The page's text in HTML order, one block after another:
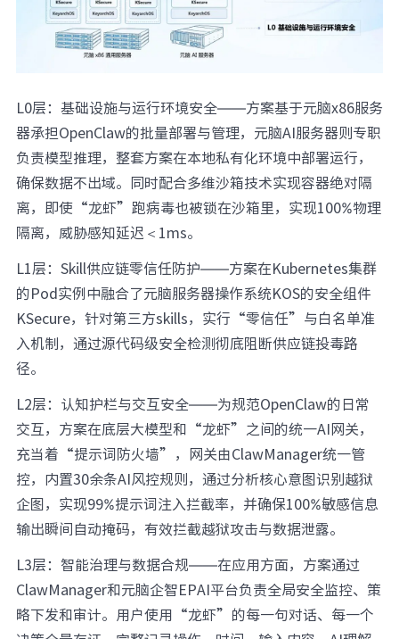
L0层：基础设施与运行环境安全——方案基于元脑x86服务
器承担OpenClaw的批量部署与管理，元脑AI服务器则专职
负责模型推理，整套方案在本地私有化环境中部署运行，
确保数据不出域。同时配合多维沙箱技术实现容器绝对隔
离，即使“龙虾”跑病毒也被锁在沙箱里，实现100%物理
隔离，威胁感知延迟＜1ms。
L1层：Skill供应链零信任防护——方案在Kubernetes集群
的Pod实例中融合了元脑服务器操作系统KOS的安全组件
KSecure，针对第三方skills，实行“零信任”与白名单准
入机制，通过源代码级安全检测彻底阻断供应链投毒路
径。
L2层：认知护栏与交互安全——为规范OpenClaw的日常
交互，方案在底层大模型和“龙虾”之间的统一AI网关，
充当着“提示词防火墙”，网关由ClawManager统一管
控，内置30余条AI风控规则，通过分析核心意图识别越狱
企图，实现99%提示词注入拦截率，并确保100%敏感信息
输出瞬间自动掩码，有效拦截越狱攻击与数据泄露。
L3层：智能治理与数据合规——在应用方面，方案通过
ClawManager和元脑企智EPAI平台负责全局安全监控、策
略下发和审计。用户使用“龙虾”的每一句对话、每一个